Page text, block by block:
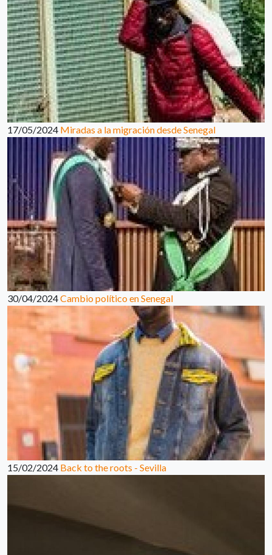
17/05/2024 Miradas a la migración desde Senegal
30/04/2024Cambio político en Senegal
15/02/2024 Back to the roots - Sevilla